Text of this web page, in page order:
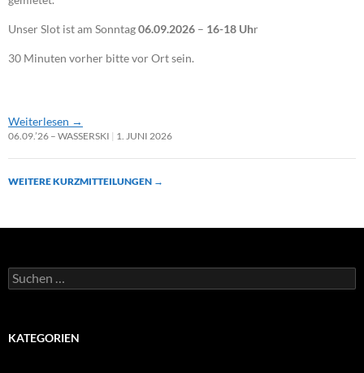
Unser Slot ist am Sonntag06.09.2026 – 16-18 Uhr
30 Minuten vorher bitte vor Ort sein.
Weiterlesen →
06.09.’26 – WASSERSKI 1. JUNI 2026
WEITERE KURZMITTEILUNGEN →
Suchen
nach:
KATEGORIEN